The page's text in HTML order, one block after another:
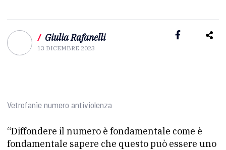
/ Giulia Rafanelli
13 DICEMBRE 2023
Vetrofanie numero antiviolenza
“Diffondere il numero è fondamentale come è
fondamentale sapere che questo può essere uno